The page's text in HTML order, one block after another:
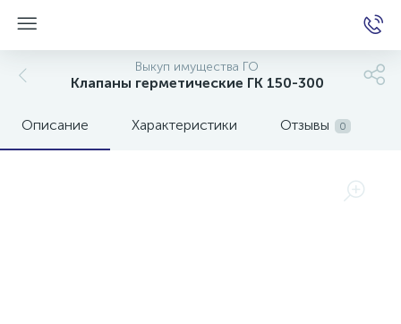
Выкуп имущества ГО
Клапаны герметические ГК 150-300
Описание Характеристики Отзывы 0